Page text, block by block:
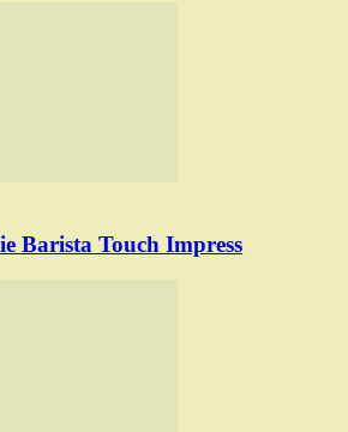
Barista Touch Impress